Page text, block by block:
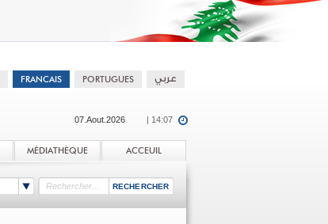
07.Aout.2026 | 14:07
MÉDIATHÈQUE ACCEUIL